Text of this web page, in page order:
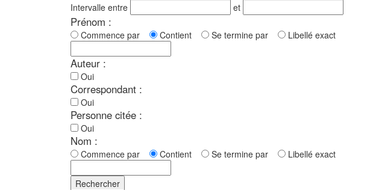
Intervalle entre et
Prénom :
Commence par Contient Se termine par Libellé exact
Auteur :
Oui
Correspondant :
Oui
Personne citée :
Oui
Nom :
Commence par Contient Se termine par Libellé exact
Rechercher